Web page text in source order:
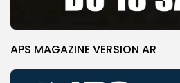
APS MAGAZINE VERSION AR